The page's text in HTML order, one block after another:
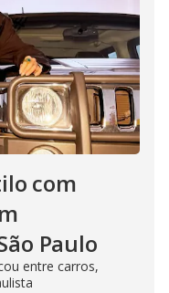
com
Paulo
entre carros,